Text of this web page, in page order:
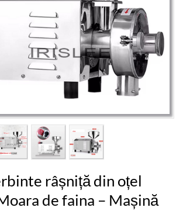
râșniță din oțel
de faina – Mașină